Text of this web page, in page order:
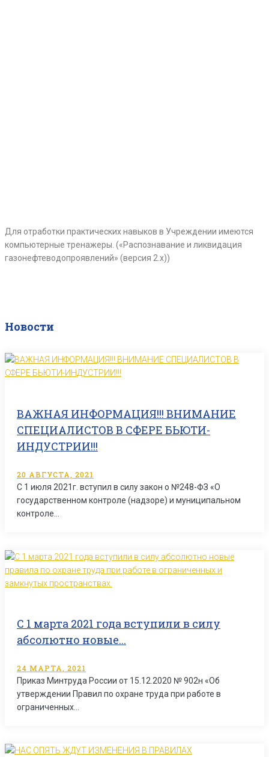
Для отработки практических навыков в Учреждении имеются
компьютерные тренажеры. («Распознавание и ликвидация
газонефтеводопроявлений» (версия 2.х))
Новости
ВАЖНАЯ ИНФОРМАЦИЯ!!! ВНИМАНИЕ
СПЕЦИАЛИСТОВ В СФЕРЕ БЬЮТИ-
ИНДУСТРИИ!!!
20 АВГУСТА, 2021
С 1 июля 2021г. вступил в силу закон о №248-ФЗ «О
государственном контроле (надзоре) и муниципальном
контроле…
С 1 марта 2021 года вступили в силу
абсолютно новые...
24 МАРТА, 2021
Приказ Минтруда России от 15.12.2020 № 902н «Об
утверждении Правил по охране труда при работе в
ограниченных…